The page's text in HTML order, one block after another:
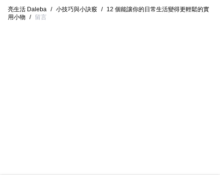
亮生活 Daleba / 小技巧與小訣竅 /
12 個能讓你的日常生活變得更輕鬆的實
用小物
/ 留言